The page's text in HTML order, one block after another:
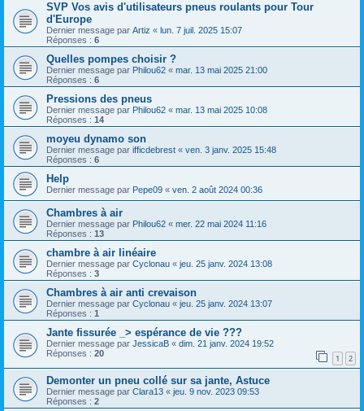
SVP Vos avis d'utilisateurs pneus roulants pour Tour
d'Europe
Dernier message par Artiz « lun. 7 juil. 2025 15:07
Réponses : 6
Quelles pompes choisir ?
Dernier message par Philou62 « mar. 13 mai 2025 21:00
Réponses : 6
Pressions des pneus
Dernier message par Philou62 « mar. 13 mai 2025 10:08
Réponses : 14
moyeu dynamo son
Dernier message par ifficdebrest « ven. 3 janv. 2025 15:48
Réponses : 6
Help
Dernier message par Pepe09 « ven. 2 août 2024 00:36
Chambres à air
Dernier message par Philou62 « mer. 22 mai 2024 11:16
Réponses : 13
chambre à air linéaire
Dernier message par Cyclonau « jeu. 25 janv. 2024 13:08
Réponses : 3
Chambres à air anti crevaison
Dernier message par Cyclonau « jeu. 25 janv. 2024 13:07
Réponses : 1
Jante fissurée _> espérance de vie ???
Dernier message par JessicaB « dim. 21 janv. 2024 19:52
Réponses : 20 1 2
Demonter un pneu collé sur sa jante, Astuce
Dernier message par Clara13 « jeu. 9 nov. 2023 09:53
Réponses : 2